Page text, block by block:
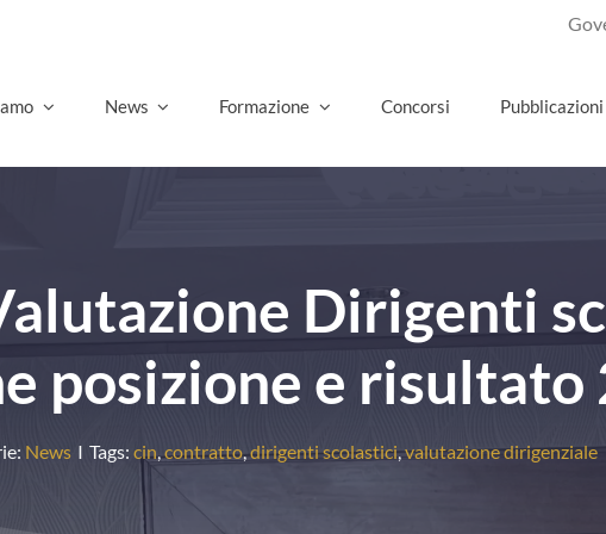
Governance
News Formazione Concorsi Pubblicazioni
Dirigenti
posizione e risultato
News I Tags: cin contratto,dirigenti scolastici,valutazione dirigenziale